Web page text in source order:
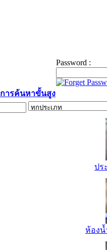
Password :
การค้นหาขั้นสูง
ปร
ห้องน้